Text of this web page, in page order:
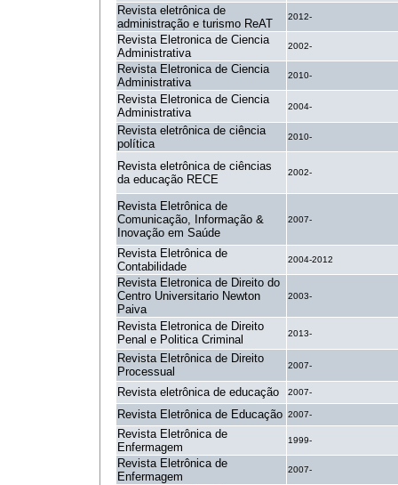
Revista eletrônica de
administração e turismo ReAT
2012-
Revista Eletronica de Ciencia
Administrativa
2002-
Revista Eletronica de Ciencia
Administrativa
2010-
Revista Eletronica de Ciencia
Administrativa
2004-
Revista eletrônica de ciência
política
2010-
Revista eletrônica de ciências
da educação RECE
2002-
Revista Eletrônica de
Comunicação, Informação &
Inovação em Saúde
2007-
Revista Eletrônica de
Contabilidade
2004-2012
Revista Eletronica de Direito do
Centro Universitario Newton
Paiva
2003-
Revista Eletronica de Direito
Penal e Politica Criminal
2013-
Revista Eletrônica de Direito
Processual
2007-
Revista eletrônica de educação 2007-
Revista Eletrônica de Educação 2007-
Revista Eletrônica de
Enfermagem
1999-
Revista Eletrônica de
Enfermagem
2007-